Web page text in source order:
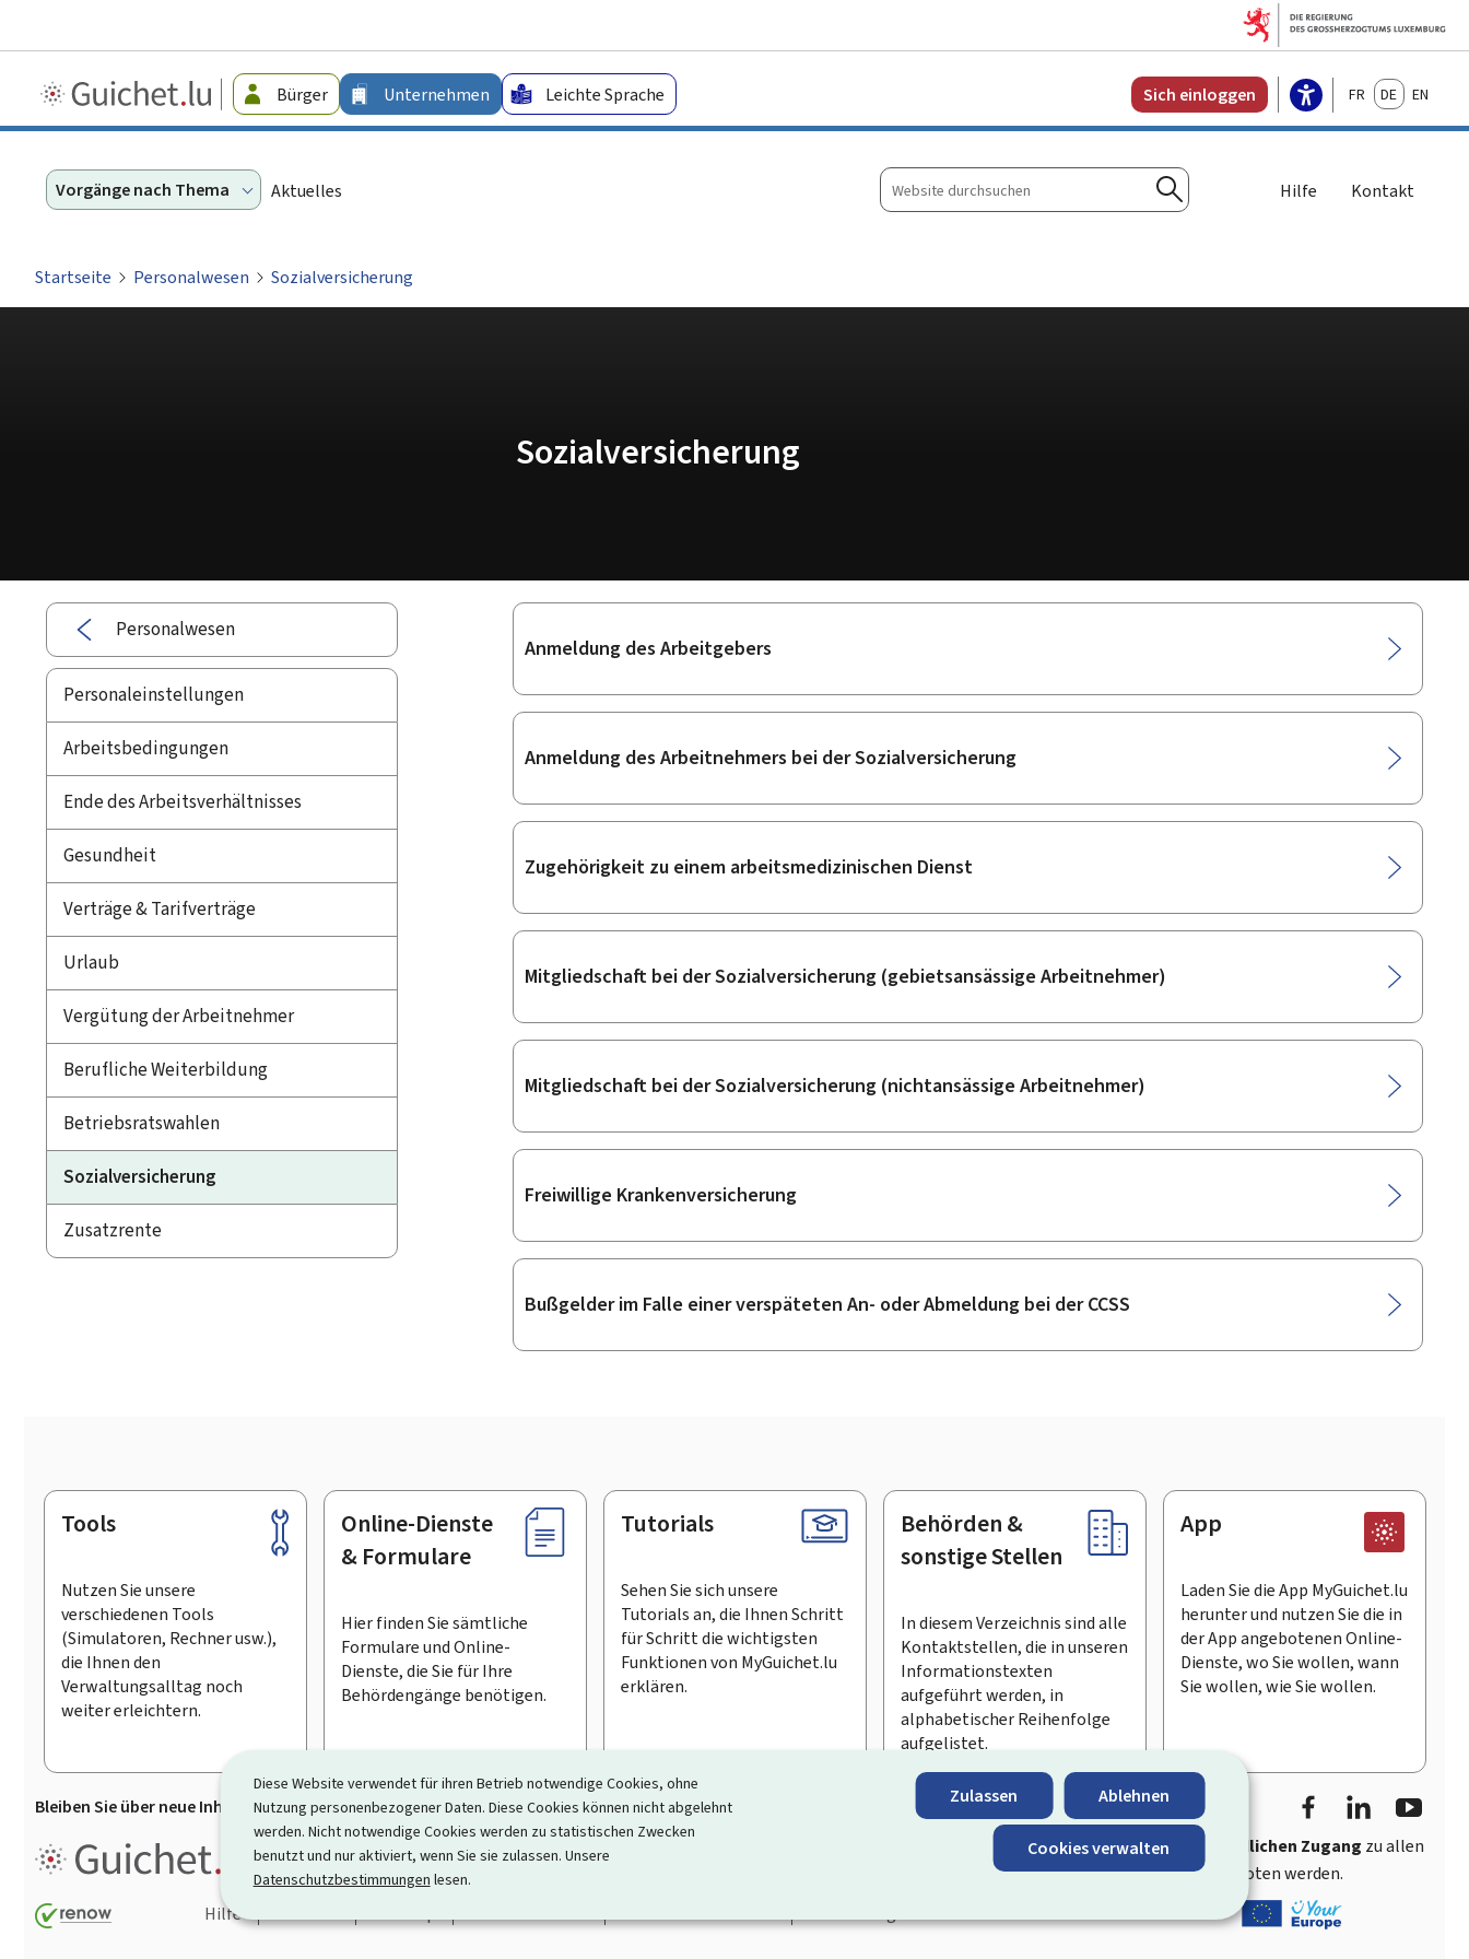
Diese Website verwendet für ihren Betrieb notwendige Cookies, ohne
Nutzung personenbezogener Daten. Diese Cookies können nicht abgelehnt
werden. Nicht notwendige Cookies werden zu statistischen Zwecken
benutzt und nur aktiviert, wenn Sie sie zulassen. Unsere
Datenschutzbestimmungen lesen.
Zulassen Ablehnen
Cookies verwalten
Guichet.lu
-
Bürger Unternehmen Leichte Sprache Sich einloggen FrançaisDeutschEnglish
Vorgänge nach Thema Aktuelles
Website
durchsuchen
Suchen
Hilfe Kontakt
Startseite Personalwesen Sozialversicherung
Sozialversicherung
Personalwesen
Personaleinstellungen
Arbeitsbedingungen
Ende des Arbeitsverhältnisses
Gesundheit
Verträge & Tarifverträge
Urlaub
Vergütung der Arbeitnehmer
Berufliche Weiterbildung
Betriebsratswahlen
Sozialversicherung
Zusatzrente
Unterrubriken
Anmeldung des Arbeitgebers
Anmeldung des Arbeitnehmers bei der Sozialversicherung
Zugehörigkeit zu einem arbeitsmedizinischen Dienst
Mitgliedschaft bei der Sozialversicherung (gebietsansässige Arbeitnehmer)
Mitgliedschaft bei der Sozialversicherung (nichtansässige Arbeitnehmer)
Freiwillige Krankenversicherung
Bußgelder im Falle einer verspäteten An- oder Abmeldung bei der CCSS
Footer
Tools
Nutzen Sie unsere
verschiedenen Tools
(Simulatoren, Rechner usw.),
die Ihnen den
Verwaltungsalltag noch
weiter erleichtern.
Online-Dienste
& Formulare
Hier finden Sie sämtliche
Formulare und Online-
Dienste, die Sie für Ihre
Behördengänge benötigen.
Tutorials
Sehen Sie sich unsere
Tutorials an, die Ihnen Schritt
für Schritt die wichtigsten
Funktionen von MyGuichet.lu
erklären.
Behörden &
sonstige Stellen
In diesem Verzeichnis sind alle
Kontaktstellen, die in unseren
Informationstexten
aufgeführt werden, in
alphabetischer Reihenfolge
aufgelistet.
App
Laden Sie die App MyGuichet.lu
herunter und nutzen Sie die in
der App angebotenen Online-
Dienste, wo Sie wollen, wann
Sie wollen, wie Sie wollen.
Bleiben Sie über neue Inhalte auf Guichet.lu informiert Den Newsletter abonnieren
FacebookLinkedIn
Guichet.lu ist ein Informationsportal, das Ihre Interaktion mit dem Staat vereinfacht schnellen und benutzerfreundlichen Zugang zu allen
Informationen, Behördengängen und Dienstleistungen, die von den Behörden und sonstigen öffentlichen Stellen Luxemburgs angeboten werden.
Hilfe